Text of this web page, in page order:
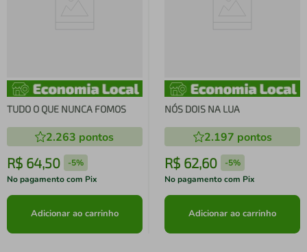
TUDO O QUE NUNCA FOMOS
2.263 pontos
R$ 64,50 -5%
No pagamento com Pix
Adicionar ao carrinho
NÓS DOIS NA LUA
2.197 pontos
R$ 62,60 -5%
No pagamento com Pix
Adicionar ao carrinho